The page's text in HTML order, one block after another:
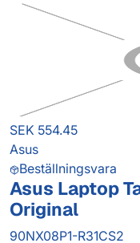
SEK 554.45
Asus
Beställningsvara
Asus Laptop
Original
90NX08P1-R31CS2